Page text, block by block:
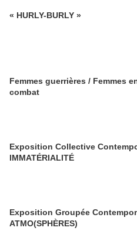
« HURLY-BURLY »
Femmes guerrières / Femmes
combat
Exposition Collective
IMMATÉRIALITÉ
Exposition Groupée
ATMO(SPHÈRES)